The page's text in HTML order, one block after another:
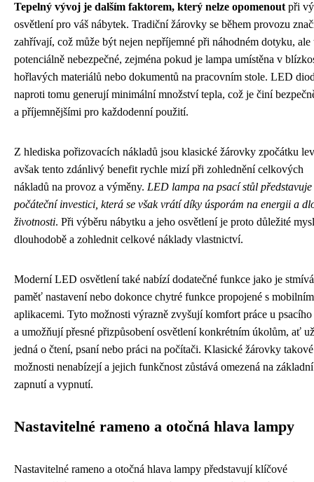
Tepelný vývoj je dalším faktorem, který nelze opomenout při
osvětlení pro váš nábytek. Tradiční žárovky se během provozu
zahřívají, což může být nejen nepříjemné při náhodném dotyku, ale
potenciálně nebezpečné, zejména pokud je lampa umístěna v
hořlavých materiálů nebo dokumentů na pracovním stole. LED
naproti tomu generují minimální množství tepla, což je činí
a příjemnějšími pro každodenní použití.
Z hlediska pořizovacích nákladů jsou klasické žárovky zpočátku
avšak tento zdánlivý benefit rychle mizí při zohlednění celkových
nákladů na provoz a výměny. LED lampa na psací stůl představuje
počáteční investici, která se však vrátí díky úsporám na energii a
životnosti. Při výběru nábytku a jeho osvětlení je proto důležité
dlouhodobě a zohlednit celkové náklady vlastnictví.
Moderní LED osvětlení také nabízí dodatečné funkce jako je
paměť nastavení nebo dokonce chytré funkce propojené s
aplikacemi. Tyto možnosti výrazně zvyšují komfort práce u psacího
a umožňují přesné přizpůsobení osvětlení konkrétním úkolům, ať
jedná o čtení, psaní nebo práci na počítači. Klasické žárovky takové
možnosti nenabízejí a jejich funkčnost zůstává omezená na základní
zapnutí a vypnutí.
Nastavitelné rameno a otočná hlava lampy
Nastavitelné rameno a otočná hlava lampy představují klíčové